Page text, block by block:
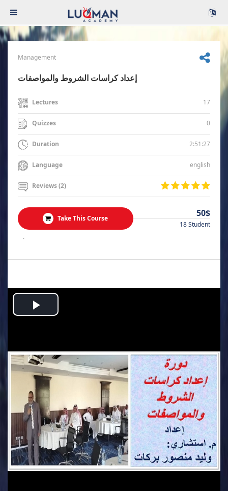
Management
إعداد كراسات الشروط والمواصفات
Lectures 17
Quizzes 0
Duration 2:51:27
Language english
Reviews (2)
Take This Course 50$
18 Student
.
Play